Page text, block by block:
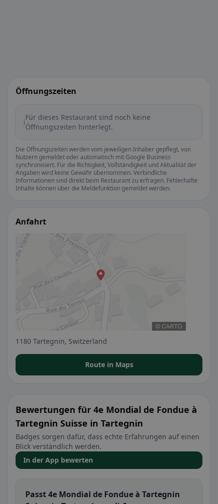
Öffnungszeiten
ℹ️Für dieses Restaurant sind noch keine
Öffnungszeiten hinterlegt.
Die Öffnungszeiten werden vom jeweiligen Inhaber gepflegt, von
Nutzern gemeldet oder automatisch mit Google Business
synchronisiert. Für die Richtigkeit, Vollständigkeit und Aktualität der
Angaben wird keine Gewähr übernommen. Verbindliche
Informationen sind direkt beim Restaurant zu erfragen. Fehlerhafte
Inhalte können über die Meldefunktion gemeldet werden.
Anfahrt
1180 Tartegnin, Switzerland
Route in Maps
Bewertungen für 4e Mondial de Fondue à
Tartegnin Suisse in Tartegnin
Badges sorgen dafür, dass echte Erfahrungen auf einen
Blick verständlich werden.
In der App bewerten
Passt 4e Mondial de Fondue à Tartegnin